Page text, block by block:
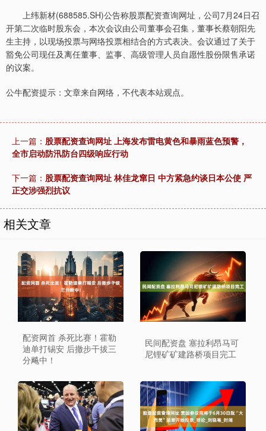
上纬新材(688585.SH)公告称股票配资查询网址，公司7月24日召
开第二次临时股东会，本次会议由公司董事会召集，董事长蔡朝阳先
生主持，以现场投票与网络投票相结合的方式表决。会议通过了关于
豁免公司现任及离任董事、监事、高级管理人员自愿性股份限售承诺
的议案。
公牛配资提示：文章来自网络，不代表本站观点。
上一篇： 股票配资查询网址 上海发布雷电黄色和暴雨蓝色预警，
全市启动防汛防台四级响应行动
下一篇： 股票配资查询网址 林佳龙窜日 中方紧急约谈日本公使 严
正交涉强烈抗议
相关文章
配资网首 杀死比赛！霍勒
迪单打锡安 后撤步干拔三
分飚中！
民间配资盘 塞拉利昂马可
尼锂矿矿建路桥项目完工